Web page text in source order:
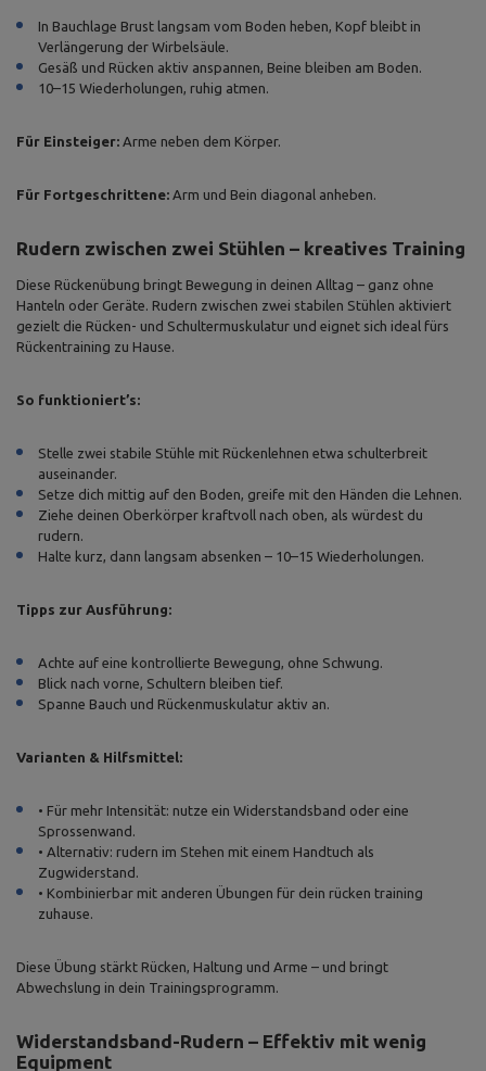
In Bauchlage Brust langsam vom Boden heben, Kopf bleibt in
Verlängerung der Wirbelsäule.
Gesäß und Rücken aktiv anspannen, Beine bleiben am Boden.
10–15 Wiederholungen, ruhig atmen.
Für Einsteiger: Arme neben dem Körper.
Für Fortgeschrittene: Arm und Bein diagonal anheben.
Rudern zwischen zwei Stühlen – kreatives Training
Diese Rückenübung bringt Bewegung in deinen Alltag – ganz ohne
Hanteln oder Geräte. Rudern zwischen zwei stabilen Stühlen aktiviert
gezielt die Rücken- und Schultermuskulatur und eignet sich ideal fürs
Rückentraining zu Hause.
So funktioniert’s:
Stelle zwei stabile Stühle mit Rückenlehnen etwa schulterbreit
auseinander.
Setze dich mittig auf den Boden, greife mit den Händen die Lehnen.
Ziehe deinen Oberkörper kraftvoll nach oben, als würdest du
rudern.
Halte kurz, dann langsam absenken – 10–15 Wiederholungen.
Tipps zur Ausführung:
Achte auf eine kontrollierte Bewegung, ohne Schwung.
Blick nach vorne, Schultern bleiben tief.
Spanne Bauch und Rückenmuskulatur aktiv an.
Varianten & Hilfsmittel:
• Für mehr Intensität: nutze ein Widerstandsband oder eine
Sprossenwand.
• Alternativ: rudern im Stehen mit einem Handtuch als
Zugwiderstand.
• Kombinierbar mit anderen Übungen für dein rücken training
zuhause.
Diese Übung stärkt Rücken, Haltung und Arme – und bringt
Abwechslung in dein Trainingsprogramm.
Widerstandsband-Rudern – Effektiv mit wenig
Equipment